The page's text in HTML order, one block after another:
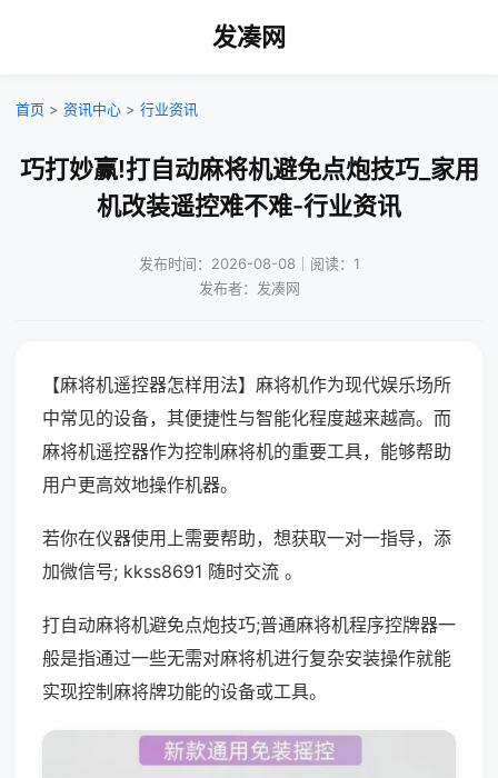
发凑网
首页 > 资讯中心 > 行业资讯
巧打妙赢!打自动麻将机避免点炮技巧_家用
机改装遥控难不难-行业资讯
发布时间：2026-08-08｜阅读：1
发布者：发凑网
【麻将机遥控器怎样用法】麻将机作为现代娱乐场所
中常见的设备，其便捷性与智能化程度越来越高。而
麻将机遥控器作为控制麻将机的重要工具，能够帮助
用户更高效地操作机器。
若你在仪器使用上需要帮助，想获取一对一指导，添
加微信号; kkss8691 随时交流 。
打自动麻将机避免点炮技巧;普通麻将机程序控牌器一
般是指通过一些无需对麻将机进行复杂安装操作就能
实现控制麻将牌功能的设备或工具。